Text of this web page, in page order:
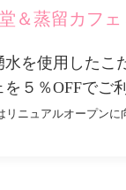
＆蒸留カフェ
を使用したこ
５％OFFでご
リニュアルオープンに